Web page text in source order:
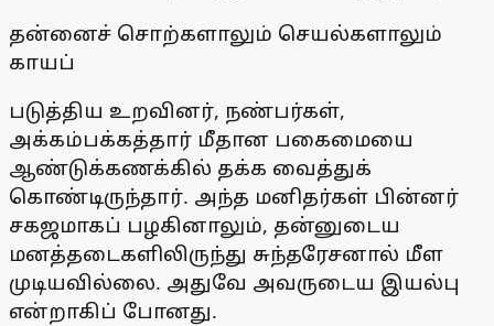
தன்னைச் சொற்களாலும் செயல்களாலும்
காயப்
படுத்திய உறவினர், நண்பர்கள்,
அக்கம்பக்கத்தார் மீதான பகைமையை
ஆண்டுக்கணக்கில் தக்க வைத்துக்
கொண்டிருந்தார். அந்த மனிதர்கள் பின்னர்
சகஜமாகப் பழகினாலும், தன்னுடைய
மனத்தடைகளிலிருந்து சுந்தரேசனால் மீள
முடியவில்லை. அதுவே அவருடைய இயல்பு
என்றாகிப் போனது.